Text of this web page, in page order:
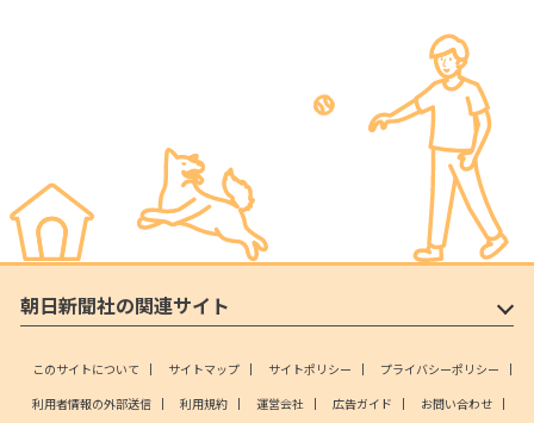
朝日新聞社の関連サイト
このサイトについて サイトマップ サイトポリシー
プライバシーポリシー
利用者情報の外部送信
利用規約 運営会社 広告ガイド お問い合わせ